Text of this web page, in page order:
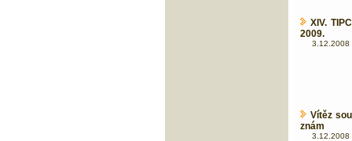
XIV.
2009.
3.12.2008
Vítěz
znám
3.12.2008